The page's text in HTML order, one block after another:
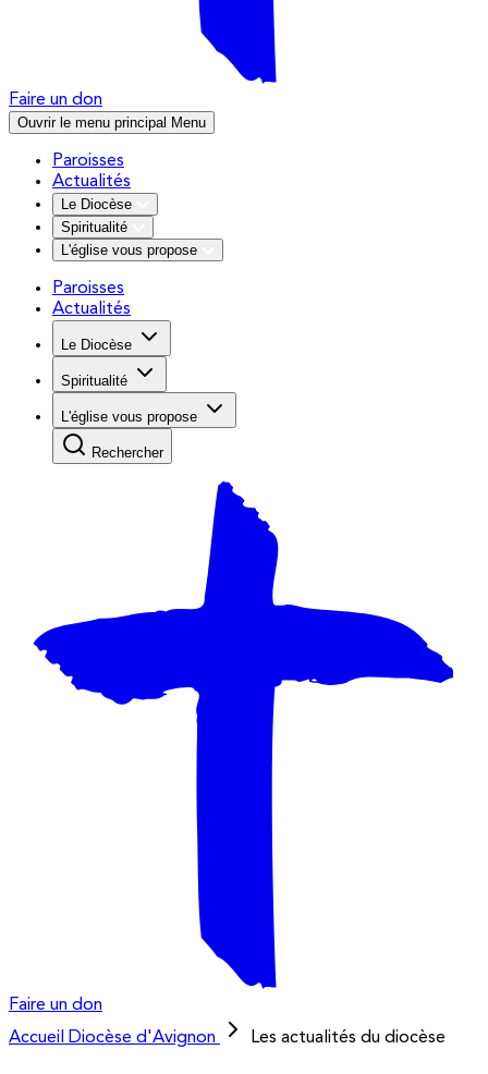
Faire un don
Ouvrir le menu principal Menu
Paroisses
Actualités
Le Diocèse
Spiritualité
L'église vous propose
Paroisses
Actualités
Le Diocèse
Spiritualité
L'église vous propose
Rechercher
Faire un don
Accueil
Diocèse d'Avignon Les actualités du diocèse